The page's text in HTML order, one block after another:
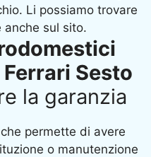
Li possiamo trovare
sul sito.
Sesto
la garanzia
permette di avere
o manutenzione